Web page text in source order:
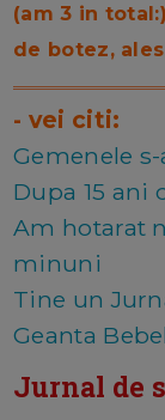
(am 3 in
de botez,
- vei citi:
Gemenele
Dupa 15 ani
Am hotarat
minuni
Tine un
Geanta
Jurnal de